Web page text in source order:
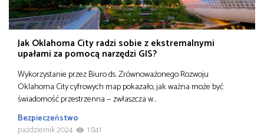
Jak Oklahoma City radzi sobie z ekstremalnymi
upałami za pomocą narzędzi GIS?
Wykorzystanie przez Biuro ds. Zrównoważonego Rozwoju
Oklahoma City cyfrowych map pokazało, jak ważna może być
świadomość przestrzenna — zwłaszcza w…
Bezpieczeństwo
październik 2024
1 841